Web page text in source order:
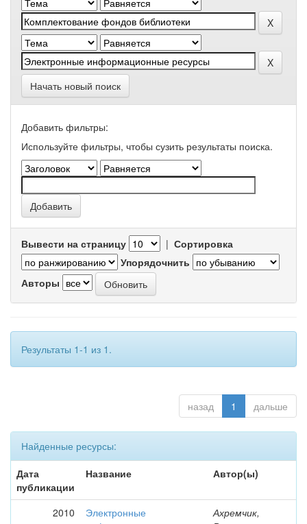
Начать новый поиск
Добавить фильтры:
Используйте фильтры, чтобы сузить результаты поиска.
Вывести на страницу | Сортировка
Упорядочнить
Авторы
Результаты 1-1 из 1.
назад 1 дальше
Найденные ресурсы:
Дата
публикации
Название Автор(ы)
2010
Электронные
Ахремчик,